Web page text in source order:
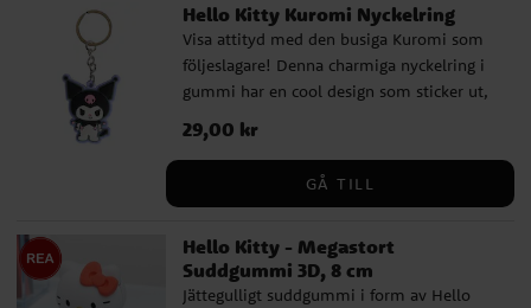
Hello Kitty Kuromi Nyckelring
Visa attityd med den busiga Kuromi som
följeslagare! Denna charmiga nyckelring i
gummi har en cool design som sticker ut,
perfekt att fästa på nycklar, väskor eller
ryggsäckar. ✓ Material: Gummi ✓ Officiellt
licensierad produkt
Pris:29,00 kr
29,00 kr
GÅ TILL
Hello Kitty - Megastort
Suddgummi 3D, 8 cm
Jättegulligt suddgummi i form av Hello